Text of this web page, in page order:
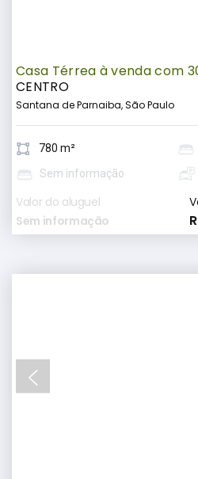
Casa Térrea à venda com
CENTRO
Santana de Parnaiba, São Paulo
780 m²
Sem informação
Valor do aluguel
Sem informação